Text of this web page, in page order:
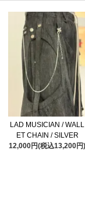
LAD MUSICIAN / WALL
ET CHAIN / SILVER
12,000円(税込13,200円)